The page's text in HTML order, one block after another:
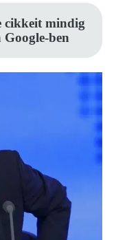
cikkeit mindig
Google-ben